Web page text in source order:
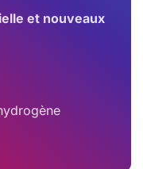
et nouveaux